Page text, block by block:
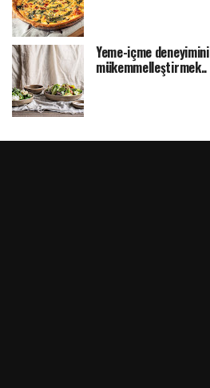
Yeme-içme deneyimini
mükemmelleştirmek..